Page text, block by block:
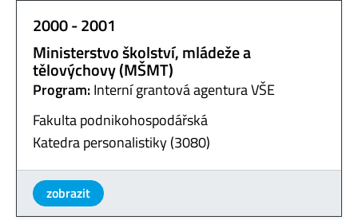
2000 - 2001
Ministerstvo školství, mládeže a
tělovýchovy (MŠMT)
Program:Interní grantová agentura VŠE
Fakulta podnikohospodářská
Katedra personalistiky (3080)
zobrazit